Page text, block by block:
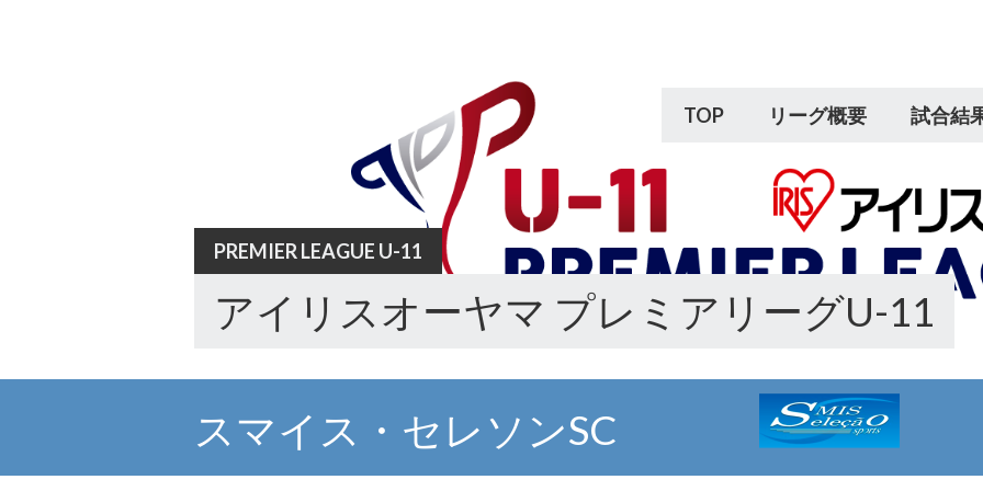
TOP リーグ概要 試合結
PREMIER LEAGUE U-11
アイリスオーヤマ プレミアリーグU-11
スマイス・セレソンSC